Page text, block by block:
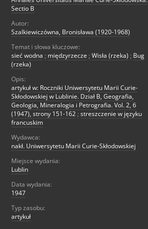
Sectio B
Autor:
Szalkiewiczówna, Bronisława (1920-1968)
Temat i słowa kluczowe:
sieć wodna ; międzyrzecze ; Wisła (rzeka) ; Bug
(rzeka)
Opis:
artykuł w: Roczniki Uniwersytetu Marii Curie-
Skłodowskiej w Lublinie. Dział B, Geografia,
Geologia, Mineralogia i Petrografia. Vol. 2, 6
(1947), strony 151-162 ; streszczenie w języku
francuskim
Wydawca:
nakł. Uniwersytetu Marii Curie-Skłodowskiej
Miejsce wydania:
Lublin
Data wydania:
1947
Typ zasobu:
artykuł